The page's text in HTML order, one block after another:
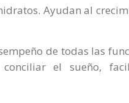
Ayudan al
de todas las
conciliar el sueño,